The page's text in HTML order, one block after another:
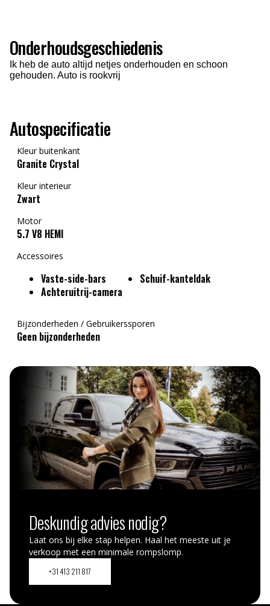
Onderhoudsgeschiedenis
Ik heb de auto altijd netjes onderhouden en schoon
gehouden. Auto is rookvrij
Autospecificatie
Kleur buitenkant
Granite Crystal
Kleur interieur
Zwart
Motor
5.7 V8 HEMI
Accessoires
Vaste-side-bars
Schuif-kanteldak
Achteruitrij-camera
Bijzonderheden / Gebruikerssporen
Geen bijzonderheden
Deskundig advies nodig?
Laat ons bij elke stap helpen. Haal het meeste uit je
verkoop met een minimale rompslomp.
+31 413 211 817